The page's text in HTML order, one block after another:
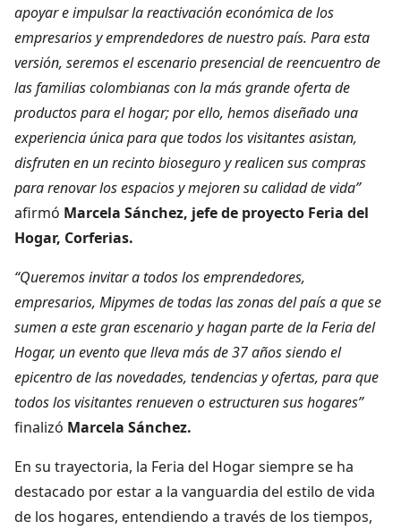
apoyar e impulsar la reactivación económica de los
empresarios y emprendedores de nuestro país. Para esta
versión, seremos el escenario presencial de reencuentro de
las familias colombianas con la más grande oferta de
productos para el hogar; por ello, hemos diseñado una
experiencia única para que todos los visitantes asistan,
disfruten en un recinto bioseguro y realicen sus compras
para renovar los espacios y mejoren su calidad de vida”
afirmó Marcela Sánchez, jefe de proyecto Feria del
Hogar, Corferias.
“Queremos invitar a todos los emprendedores,
empresarios, Mipymes de todas las zonas del país a que se
sumen a este gran escenario y hagan parte de la Feria del
Hogar, un evento que lleva más de 37 años siendo el
epicentro de las novedades, tendencias y ofertas, para que
todos los visitantes renueven o estructuren sus hogares”
finalizó Marcela Sánchez.
En su trayectoria, la Feria del Hogar siempre se ha
destacado por estar a la vanguardia del estilo de vida
de los hogares, entendiendo a través de los tiempos,